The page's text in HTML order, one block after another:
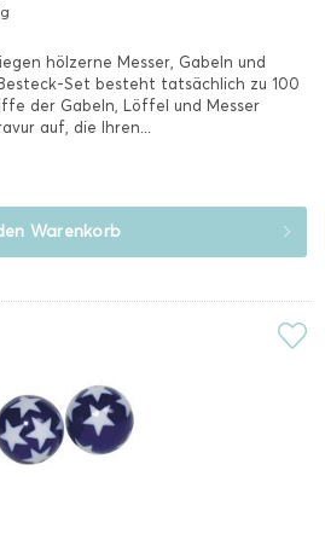
hölzerne Messer, Gabeln und
Set besteht tatsächlich zu 100
der Gabeln, Löffel und Messer
auf, die Ihren...
Warenkorb